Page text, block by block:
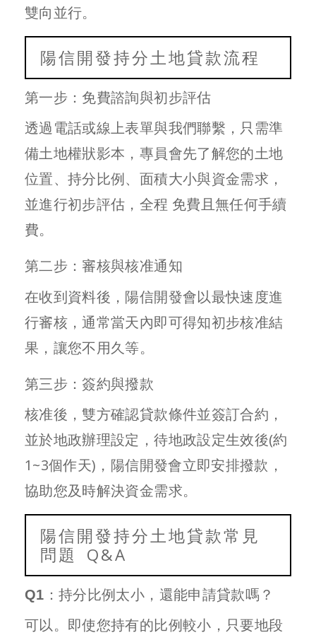
雙向並行。
陽信開發持分土地貸款流程
第一步：免費諮詢與初步評估
透過電話或線上表單與我們聯繫，只需準
備土地權狀影本，專員會先了解您的土地
位置、持分比例、面積大小與資金需求，
並進行初步評估，全程 免費且無任何手續
費。
第二步：審核與核准通知
在收到資料後，陽信開發會以最快速度進
行審核，通常當天內即可得知初步核准結
果，讓您不用久等。
第三步：簽約與撥款
核准後，雙方確認貸款條件並簽訂合約，
並於地政辦理設定，待地政設定生效後(約
1~3個作天)，陽信開發會立即安排撥款，
協助您及時解決資金需求。
陽信開發持分土地貸款常見
問題 Q&A
Q1：持分比例太小，還能申請貸款嗎？
可以。即使您持有的比例較小，只要地段